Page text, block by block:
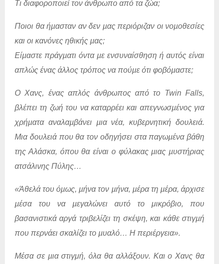
Τι διαφοροποιεί τον άνθρωπο από τα ζώα;
Ποιοι θα ήµασταν αν δεν µας περιόριζαν οι νοµοθεσίες
και οι κανόνες ηθικής µας;
Είµαστε πράγµατι όντα µε ενσυναίσθηση ή αυτός είναι
απλώς ένας άλλος τρόπος να πούµε ότι φοβόµαστε;
Ο Χανς, ένας απλός άνθρωπος από το Twin Falls,
βλέπει τη ζωή του να καταρρέει και απεγνωσµένος για
χρήµατα αναλαµβάνει µια νέα, κυβερνητική δουλειά.
Μια δουλειά που θα τον οδηγήσει στα παγωµένα βάθη
της Αλάσκα, όπου θα είναι ο φύλακας µιας µυστήριας
ατσάλινης Πύλης…
«Άθελά του όµως, µήνα τον µήνα, µέρα τη µέρα, άρχισε
µέσα του να µεγαλώνει αυτό το μικρόβιο, που
βασανιστικά αργά τριβελίζει τη σκέψη, και κάθε στιγµή
που περνάει σκαλίζει το µυαλό… Η περιέργεια».
Μέσα σε µια στιγμή, όλα θα αλλάξουν. Και ο Χανς θα